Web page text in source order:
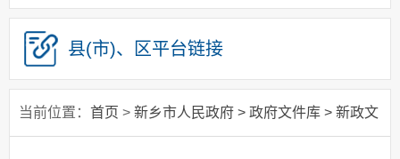
县(市)、区平台链接
当前位置： 首页 > 新乡市人民政府 > 政府文件库 > 新政文